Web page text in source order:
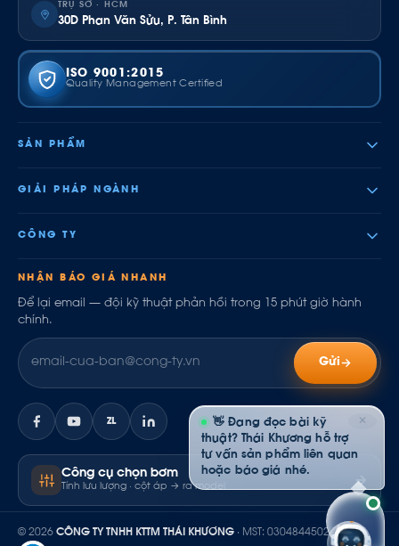
TRỤ SỞ · HCM
30D Phan Văn Sửu, P. Tân Bình
ISO 9001:2015
Quality Management Certified
SẢN PHẨM
GIẢI PHÁP NGÀNH
CÔNG TY
NHẬN BÁO GIÁ NHANH
Để lại email — đội kỹ thuật phản hồi trong 15 phút giờ hành
chính.
Gửi
ZL
Công cụ chọn bơm
Tính lưu lượng · cột áp → ra model
© 2026 CÔNG TY TNHH KTTM THÁI KHƯƠNG · MST: 0304844502
✕
👋 Đang đọc bài kỹ
thuật? Thái Khương hỗ trợ
tư vấn sản phẩm liên quan
hoặc báo giá nhé.